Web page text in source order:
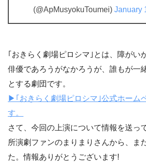
(@ApMusyokuToumei) January
｢おきらく劇場ピロシマ｣とは、障がい
俳優であろうがなかろうが、誰もが一
とする劇団です。
▶｢おきらく劇場ピロシマ｣公式ホーム
す。
さて、今回の上演について情報を送っ
所演劇ファンのまりまりさんから、ま
た。情報ありがとうございます!